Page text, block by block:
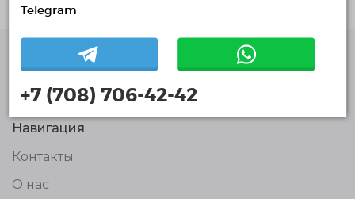
Волонтёров
© Единая Платформа Волонтёров 2018-2026
Навигация
Контакты
О нас
Telegram
+7 (708) 706-42-42